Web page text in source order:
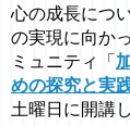
心の成長につ
の実現に向か
ミュニティ「
めの探究と実
土曜日に開講